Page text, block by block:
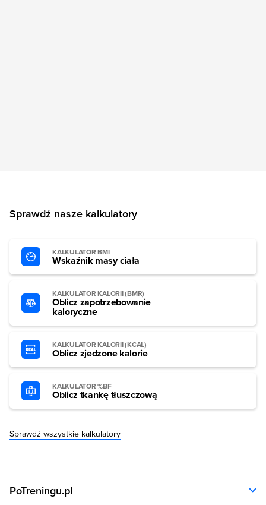
Sprawdź nasze kalkulatory
KALKULATOR BMI
Wskaźnik masy ciała
KALKULATOR KALORII (BMR)
Oblicz zapotrzebowanie
kaloryczne
KALKULATOR KALORII (KCAL)
Oblicz zjedzone kalorie
KALKULATOR %BF
Oblicz tkankę tłuszczową
Sprawdź wszystkie kalkulatory
PoTreningu.pl